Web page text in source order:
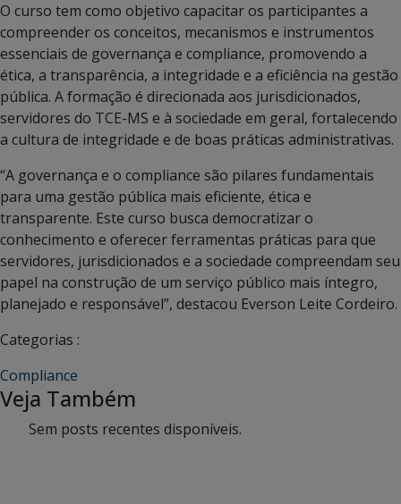
O curso tem como objetivo capacitar os participantes a
compreender os conceitos, mecanismos e instrumentos
essenciais de governança e compliance, promovendo a
ética, a transparência, a integridade e a eficiência na gestão
pública. A formação é direcionada aos jurisdicionados,
servidores do TCE-MS e à sociedade em geral, fortalecendo
a cultura de integridade e de boas práticas administrativas.
“A governança e o compliance são pilares fundamentais
para uma gestão pública mais eficiente, ética e
transparente. Este curso busca democratizar o
conhecimento e oferecer ferramentas práticas para que
servidores, jurisdicionados e a sociedade compreendam seu
papel na construção de um serviço público mais íntegro,
planejado e responsável”, destacou Everson Leite Cordeiro.
Categorias :
Compliance
Veja Também
Sem posts recentes disponíveis.